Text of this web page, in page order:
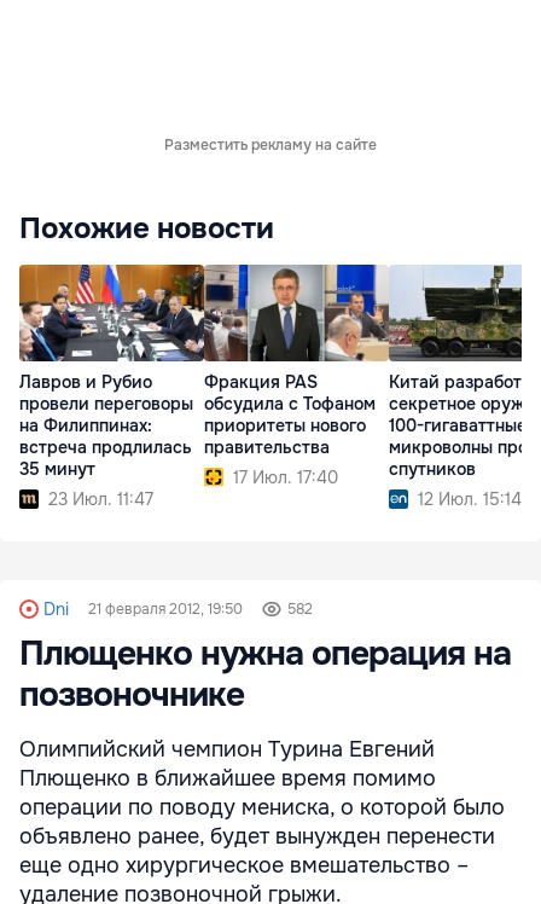
Разместить рекламу на сайте
Похожие новости
Лавров и Рубио
провели переговоры
на Филиппинах:
встреча продлилась
35 минут
23 Июл. 11:47
Фракция PAS
обсудила с Тофаном
приоритеты нового
правительства
17 Июл. 17:40
Китай разработал
секретное
100-гигаваттные
микроволны
спутников
12 Июл. 15:14
Dni 21 февраля 2012, 19:50 582
Плющенко нужна операция на
позвоночнике
Олимпийский чемпион Турина Евгений
Плющенко в ближайшее время помимо
операции по поводу мениска, о которой было
объявлено ранее, будет вынужден перенести
еще одно хирургическое вмешательство –
удаление позвоночной грыжи.